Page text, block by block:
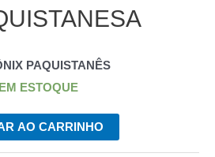
PAQUISTANÊS
ESTOQUE
AO CARRINHO